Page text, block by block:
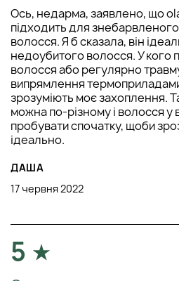
Ось, недарма, заявлено, що
підходить для
волосся. Я б сказала, він
недоубитого волосся. У кого
волосся або регулярно
випрямлення
зрозуміють моє захоплення.
можна по-різному і волосся у
пробувати спочатку, щоби
ідеально.
ДАША
17 червня 2022
5